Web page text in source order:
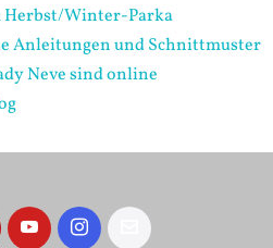
Herbst/Winter-Parka
Anleitungen und Schnittmuster
Neve sind online